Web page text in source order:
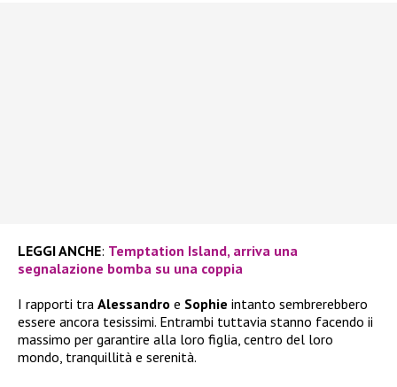
LEGGI ANCHE: Temptation Island, arriva una
segnalazione bomba su una coppia
I rapporti tra Alessandro e Sophie intanto sembrerebbero
essere ancora tesissimi. Entrambi tuttavia stanno facendo ii
massimo per garantire alla loro figlia, centro del loro
mondo, tranquillità e serenità.